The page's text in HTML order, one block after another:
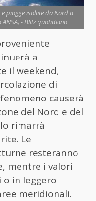
e piogge isolate da Nord a
- Blitz quotidiano
a
il weekend,
di
causerà
del Nord e del
rimarrà
Le
resteranno
mentre i valori
in leggero
meridionali.